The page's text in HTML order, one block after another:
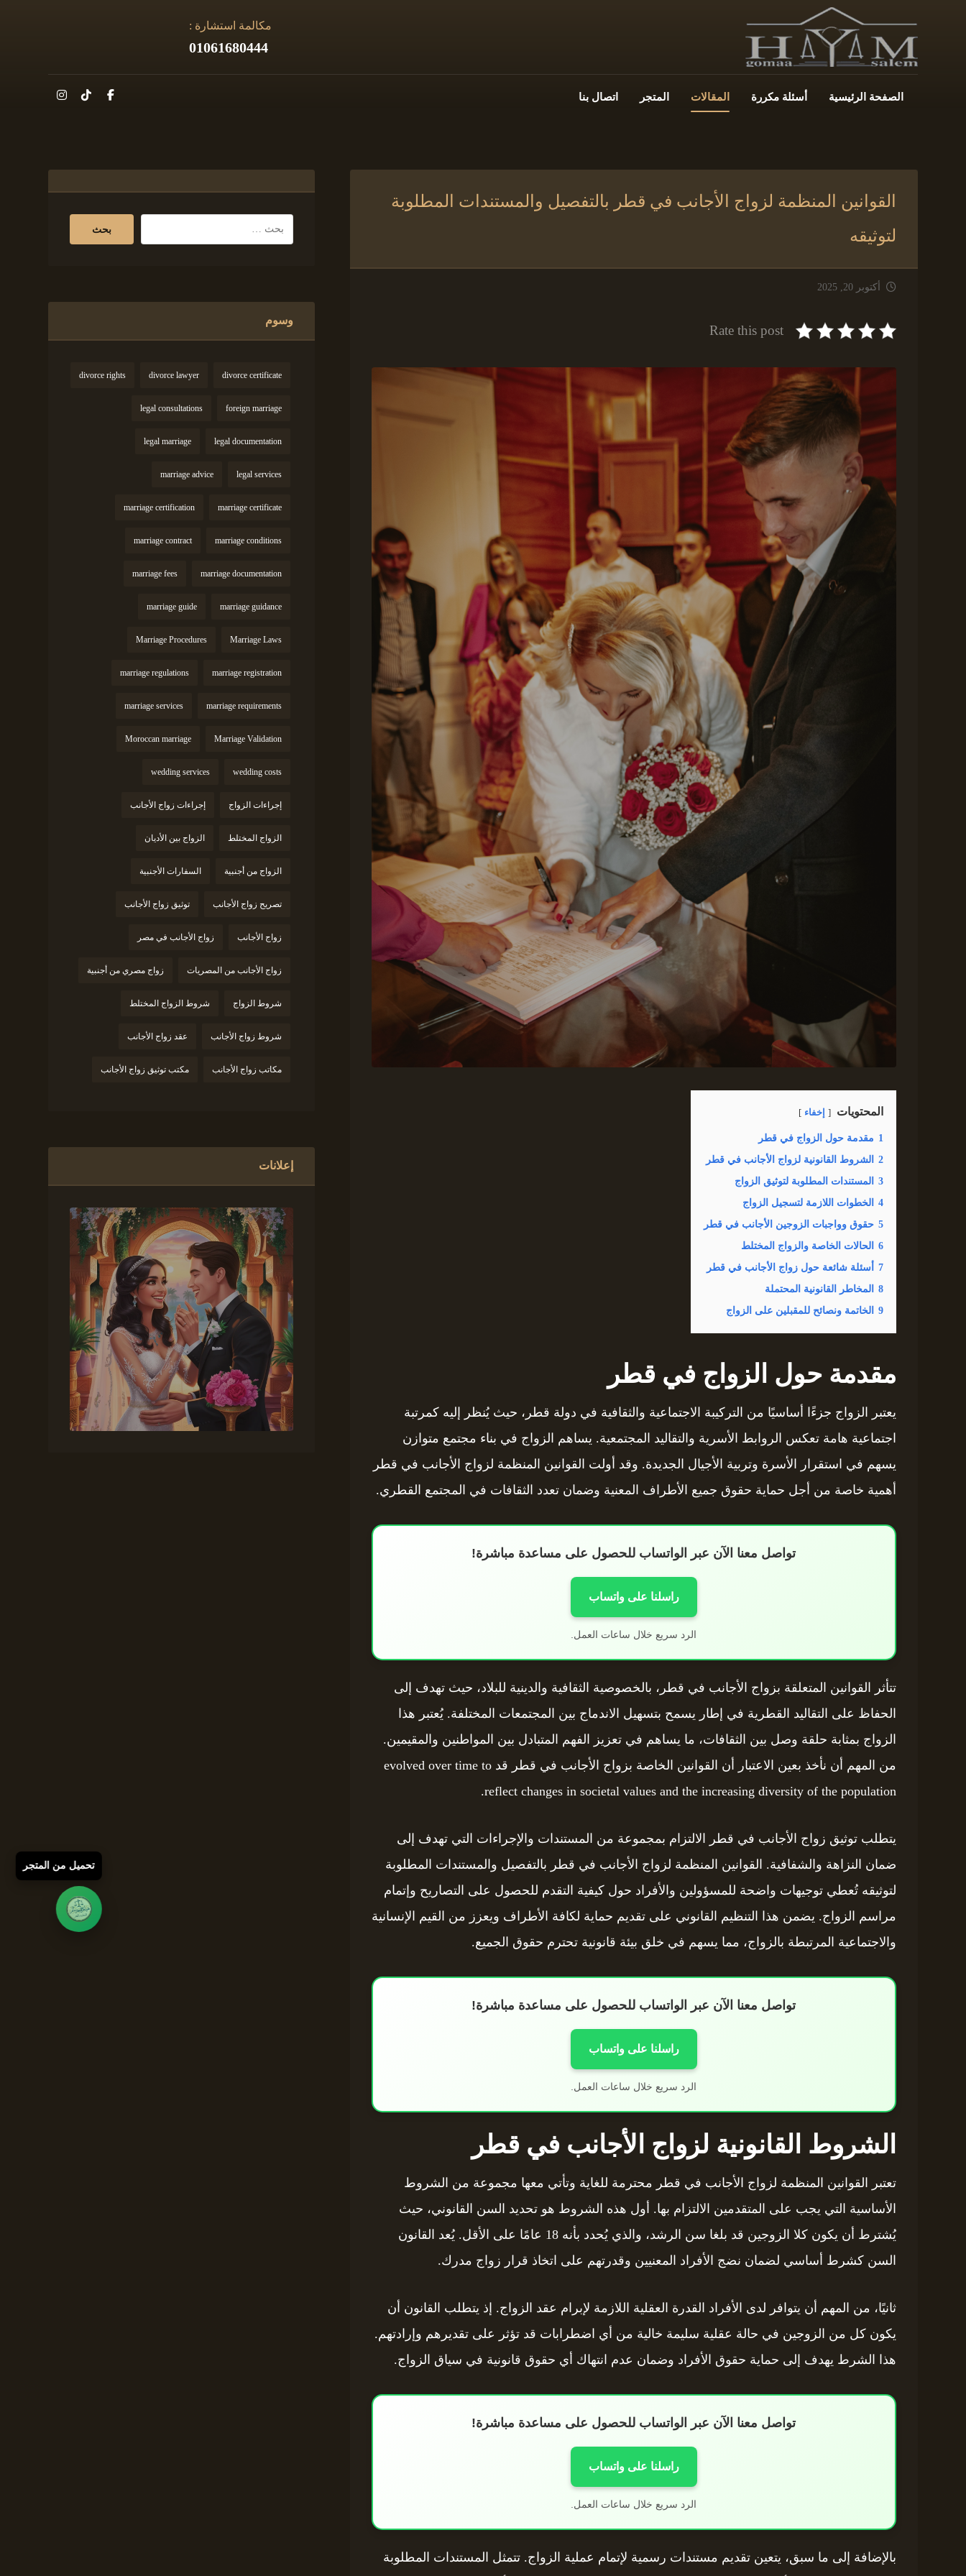
مكالمة استشارة :
01061680444
الصفحة الرئيسية أسئلة مكررة المقالات المتجر اتصال بنا
القوانين المنظمة لزواج الأجانب في قطر بالتفصيل والمستندات المطلوبة
لتوثيقه
أكتوبر 20, 2025
Rate this post
المحتويات إخفاء
1 مقدمة حول الزواج في قطر
2 الشروط القانونية لزواج الأجانب في قطر
3 المستندات المطلوبة لتوثيق الزواج
4 الخطوات اللازمة لتسجيل الزواج
5 حقوق وواجبات الزوجين الأجانب في قطر
6 الحالات الخاصة والزواج المختلط
7 أسئلة شائعة حول زواج الأجانب في قطر
8 المخاطر القانونية المحتملة
9 الخاتمة ونصائح للمقبلين على الزواج
مقدمة حول الزواج في قطر
يعتبر الزواج جزءًا أساسيًا من التركيبة الاجتماعية والثقافية في دولة قطر، حيث يُنظر إليه كمرتبة
اجتماعية هامة تعكس الروابط الأسرية والتقاليد المجتمعية. يساهم الزواج في بناء مجتمع متوازن
يسهم في استقرار الأسرة وتربية الأجيال الجديدة. وقد أولت القوانين المنظمة لزواج الأجانب في قطر
أهمية خاصة من أجل حماية حقوق جميع الأطراف المعنية وضمان تعدد الثقافات في المجتمع القطري.
تواصل معنا الآن عبر الواتساب للحصول على مساعدة مباشرة!
راسلنا على واتساب
الرد سريع خلال ساعات العمل.
تتأثر القوانين المتعلقة بزواج الأجانب في قطر، بالخصوصية الثقافية والدينية للبلاد، حيث تهدف إلى
الحفاظ على التقاليد القطرية في إطار يسمح بتسهيل الاندماج بين المجتمعات المختلفة. يُعتبر هذا
الزواج بمثابة حلقة وصل بين الثقافات، ما يساهم في تعزيز الفهم المتبادل بين المواطنين والمقيمين.
من المهم أن نأخذ بعين الاعتبار أن القوانين الخاصة بزواج الأجانب في قطر قد evolved over time to
reflect changes in societal values and the increasing diversity of the population.
يتطلب توثيق زواج الأجانب في قطر الالتزام بمجموعة من المستندات والإجراءات التي تهدف إلى
ضمان النزاهة والشفافية. القوانين المنظمة لزواج الأجانب في قطر بالتفصيل والمستندات المطلوبة
لتوثيقه تُعطي توجيهات واضحة للمسؤولين والأفراد حول كيفية التقدم للحصول على التصاريح وإتمام
مراسم الزواج. يضمن هذا التنظيم القانوني على تقديم حماية لكافة الأطراف ويعزز من القيم الإنسانية
والاجتماعية المرتبطة بالزواج، مما يسهم في خلق بيئة قانونية تحترم حقوق الجميع.
تواصل معنا الآن عبر الواتساب للحصول على مساعدة مباشرة!
راسلنا على واتساب
الرد سريع خلال ساعات العمل.
الشروط القانونية لزواج الأجانب في قطر
تعتبر القوانين المنظمة لزواج الأجانب في قطر محترمة للغاية وتأتي معها مجموعة من الشروط
الأساسية التي يجب على المتقدمين الالتزام بها. أول هذه الشروط هو تحديد السن القانوني، حيث
يُشترط أن يكون كلا الزوجين قد بلغا سن الرشد، والذي يُحدد بأنه 18 عامًا على الأقل. يُعد القانون
السن كشرط أساسي لضمان نضج الأفراد المعنيين وقدرتهم على اتخاذ قرار زواج مدرك.
ثانيًا، من المهم أن يتوافر لدى الأفراد القدرة العقلية اللازمة لإبرام عقد الزواج. إذ يتطلب القانون أن
يكون كل من الزوجين في حالة عقلية سليمة خالية من أي اضطرابات قد تؤثر على تقديرهم وإرادتهم.
هذا الشرط يهدف إلى حماية حقوق الأفراد وضمان عدم انتهاك أي حقوق قانونية في سياق الزواج.
تواصل معنا الآن عبر الواتساب للحصول على مساعدة مباشرة!
راسلنا على واتساب
الرد سريع خلال ساعات العمل.
بالإضافة إلى ما سبق، يتعين تقديم مستندات رسمية لإتمام عملية الزواج. تتمثل المستندات المطلوبة
وسوم
divorce certificate
divorce lawyer
divorce rights
foreign marriage
legal consultations
legal documentation
legal marriage
legal services
marriage advice
marriage certificate
marriage certification
marriage conditions
marriage contract
marriage documentation
marriage fees
marriage guidance
marriage guide
Marriage Laws
Marriage Procedures
marriage registration
marriage regulations
marriage requirements
marriage services
Marriage Validation
Moroccan marriage
wedding costs
wedding services
إجراءات الزواج إجراءات زواج الأجانب
الزواج المختلط الزواج بين الأديان
الزواج من أجنبية السفارات الأجنبية
تصريح زواج الأجانب توثيق زواج الأجانب
زواج الأجانب زواج الأجانب في مصر
زواج الأجانب من المصريات زواج مصري من أجنبية
شروط الزواج شروط الزواج المختلط
شروط زواج الأجانب عقد زواج الأجانب
مكاتب زواج الأجانب مكتب توثيق زواج الأجانب
إعلانات
تحميل من المتجر